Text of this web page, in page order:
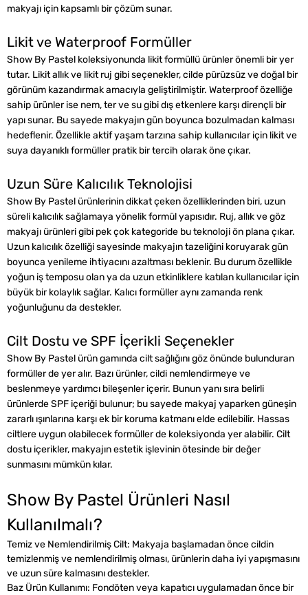
makyajı için kapsamlı bir çözüm sunar.
Likit ve Waterproof Formüller
Show By Pastel koleksiyonunda likit formüllü ürünler önemli bir yer
tutar. Likit allık ve likit ruj gibi seçenekler, cilde pürüzsüz ve doğal bir
görünüm kazandırmak amacıyla geliştirilmiştir. Waterproof özelliğe
sahip ürünler ise nem, ter ve su gibi dış etkenlere karşı dirençli bir
yapı sunar. Bu sayede makyajın gün boyunca bozulmadan kalması
hedeflenir. Özellikle aktif yaşam tarzına sahip kullanıcılar için likit ve
suya dayanıklı formüller pratik bir tercih olarak öne çıkar.
Uzun Süre Kalıcılık Teknolojisi
Show By Pastel ürünlerinin dikkat çeken özelliklerinden biri, uzun
süreli kalıcılık sağlamaya yönelik formül yapısıdır. Ruj, allık ve göz
makyajı ürünleri gibi pek çok kategoride bu teknoloji ön plana çıkar.
Uzun kalıcılık özelliği sayesinde makyajın tazeliğini koruyarak gün
boyunca yenileme ihtiyacını azaltması beklenir. Bu durum özellikle
yoğun iş temposu olan ya da uzun etkinliklere katılan kullanıcılar için
büyük bir kolaylık sağlar. Kalıcı formüller aynı zamanda renk
yoğunluğunu da destekler.
Cilt Dostu ve SPF İçerikli Seçenekler
Show By Pastel ürün gamında cilt sağlığını göz önünde bulunduran
formüller de yer alır. Bazı ürünler, cildi nemlendirmeye ve
beslenmeye yardımcı bileşenler içerir. Bunun yanı sıra belirli
ürünlerde SPF içeriği bulunur; bu sayede makyaj yaparken güneşin
zararlı ışınlarına karşı ek bir koruma katmanı elde edilebilir. Hassas
ciltlere uygun olabilecek formüller de koleksiyonda yer alabilir. Cilt
dostu içerikler, makyajın estetik işlevinin ötesinde bir değer
sunmasını mümkün kılar.
Show By Pastel Ürünleri Nasıl
Kullanılmalı?
Temiz ve Nemlendirilmiş Cilt: Makyaja başlamadan önce cildin
temizlenmiş ve nemlendirilmiş olması, ürünlerin daha iyi yapışmasını
ve uzun süre kalmasını destekler.
Baz Ürün Kullanımı: Fondöten veya kapatıcı uygulamadan önce bir